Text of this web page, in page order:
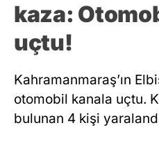
kaza:
uçtu!
Kahramanmaraş’ın
otomobil kanala uçtu.
bulunan 4 kişi